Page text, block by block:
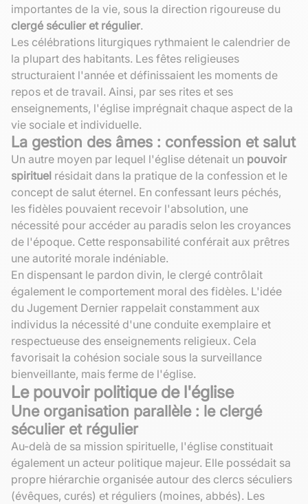
importantes de la vie, sous la direction rigoureuse du
clergé séculier et régulier.
Les célébrations liturgiques rythmaient le calendrier de
la plupart des habitants. Les fêtes religieuses
structuraient l'année et définissaient les moments de
repos et de travail. Ainsi, par ses rites et ses
enseignements, l'église imprégnait chaque aspect de la
vie sociale et individuelle.
La gestion des âmes : confession et salut
Un autre moyen par lequel l'église détenait un pouvoir
spirituel résidait dans la pratique de la confession et le
concept de salut éternel. En confessant leurs péchés,
les fidèles pouvaient recevoir l'absolution, une
nécessité pour accéder au paradis selon les croyances
de l'époque. Cette responsabilité conférait aux prêtres
une autorité morale indéniable.
En dispensant le pardon divin, le clergé contrôlait
également le comportement moral des fidèles. L'idée
du Jugement Dernier rappelait constamment aux
individus la nécessité d'une conduite exemplaire et
respectueuse des enseignements religieux. Cela
favorisait la cohésion sociale sous la surveillance
bienveillante, mais ferme de l'église.
Le pouvoir politique de l'église
Une organisation parallèle : le clergé
séculier et régulier
Au-delà de sa mission spirituelle, l'église constituait
également un acteur politique majeur. Elle possédait sa
propre hiérarchie organisée autour des clercs séculiers
(évêques, curés) et réguliers (moines, abbés). Les